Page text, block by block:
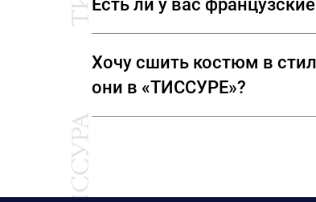
полноценных отрезах.
Есть ли у вас
Sophie Hallette.
Хочу сшить костюм в
они в «ТИССУРЕ»?